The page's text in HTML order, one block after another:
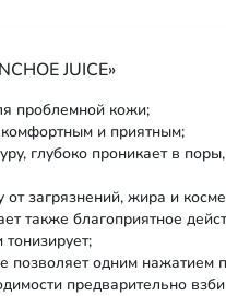
JUICE»
проблемной кожи;
и приятным;
глубоко проникает в
загрязнений, жира и
также благоприятное
позволяет одним нажатием
предварительно